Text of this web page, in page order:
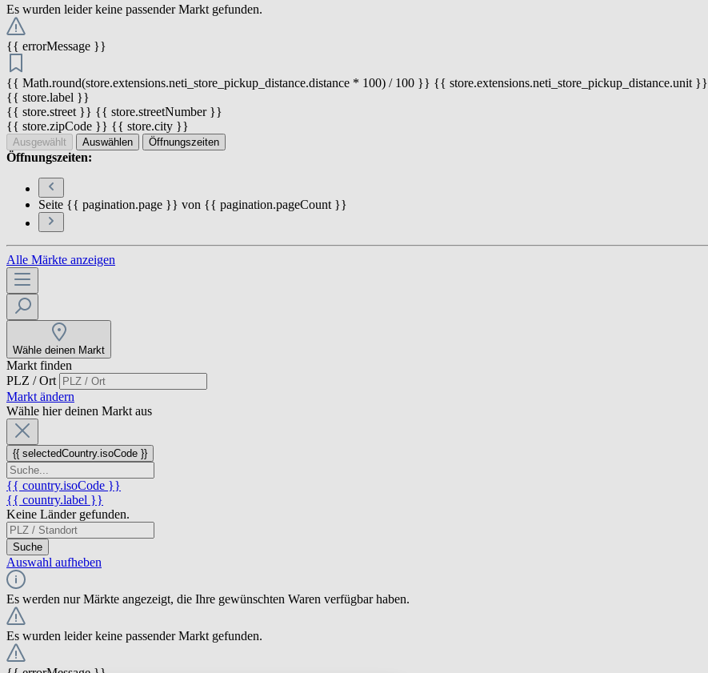
Es wurden leider keine passender Markt gefunden.
{{ errorMessage }}
{{ Math.round(store.extensions.neti_store_pickup_distance.distance * 100) / 100 }} {{ store.extensions.neti_store_pickup_distance.unit }}
{{ store.label }}
{{ store.street }} {{ store.streetNumber }}
{{ store.zipCode }} {{ store.city }}
Ausgewählt Auswählen Öffnungszeiten
Öffnungszeiten:
Seite {{ pagination.page }} von {{ pagination.pageCount }}
Alle Märkte anzeigen
Wähle deinen Markt
Markt finden
PLZ / Ort
Markt ändern
Wähle hier deinen Markt aus
{{ selectedCountry.isoCode }}
{{ country.isoCode }}
{{ country.label }}
Keine Länder gefunden.
Suche
Auswahl aufheben
Es werden nur Märkte angezeigt, die Ihre gewünschten Waren verfügbar haben.
Es wurden leider keine passender Markt gefunden.